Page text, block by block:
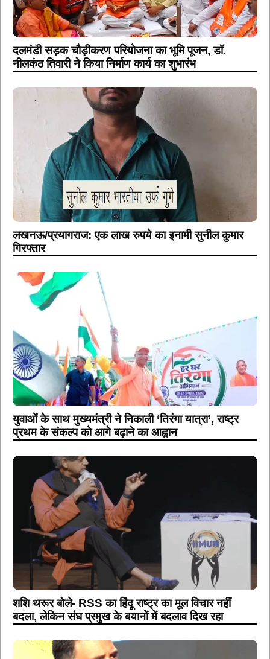
दलमंडी सड़क चौड़ीकरण परियोजना का भूमि पूजन, डॉ.
नीलकंठ तिवारी ने किया निर्माण कार्य का शुभारंभ
लखनऊ/प्रयागराज: एक लाख रुपये का इनामी सुनील कुमार
गिरफ्तार
युवाओं के साथ मुख्यमंत्री ने निकाली ‘तिरंगा यात्रा’, राष्ट्र
प्रथम के संकल्प को आगे बढ़ाने का आह्वान
शशि थरूर बोले- RSS का हिंदू राष्ट्र का मूल विचार नहीं
बदला, लेकिन संघ प्रमुख के बयानों में बदलाव दिख रहा